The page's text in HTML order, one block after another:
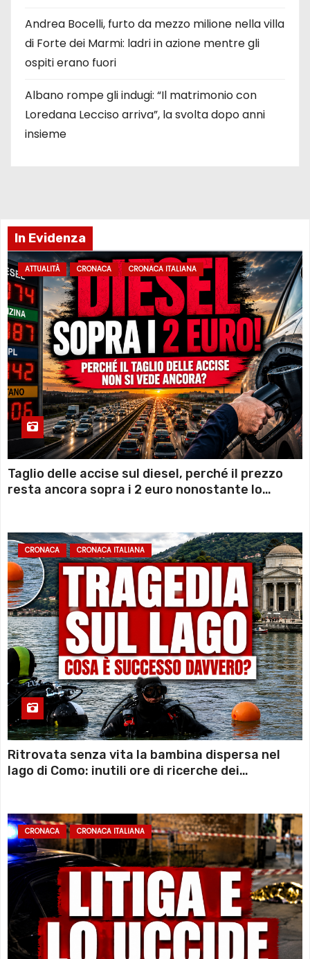
Andrea Bocelli, furto da mezzo milione nella villa
di Forte dei Marmi: ladri in azione mentre gli
ospiti erano fuori
Albano rompe gli indugi: “Il matrimonio con
Loredana Lecciso arriva”, la svolta dopo anni
insieme
In Evidenza
ATTUALITÀ CRONACA CRONACA ITALIANA
Taglio delle accise sul diesel, perché il prezzo
resta ancora sopra i 2 euro nonostante lo
CRONACA CRONACA ITALIANA
Ritrovata senza vita la bambina dispersa nel
lago di Como: inutili ore di ricerche dei
CRONACA CRONACA ITALIANA